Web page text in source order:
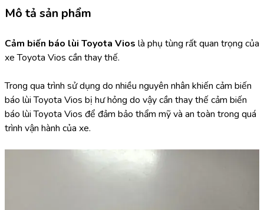
Mô tả sản phẩm
Cảm biến báo lùi Toyota Vios là phụ tùng rất quan trọng của
xe Toyota Vios cần thay thế.
Trong qua trình sử dụng do nhiều nguyên nhân khiến cảm biến
báo lùi Toyota Vios bị hư hỏng do vậy cần thay thế cảm biến
báo lùi Toyota Vios để đảm bảo thẩm mỹ và an toàn trong quá
trình vận hành của xe.